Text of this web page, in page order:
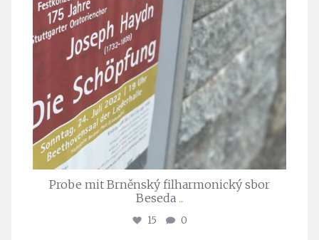
Probe mit Brněnský filharmonický sbor
Beseda ...
15 0